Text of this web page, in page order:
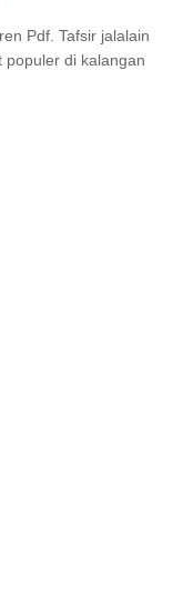
Pdf. Tafsir jalalain
populer di kalangan